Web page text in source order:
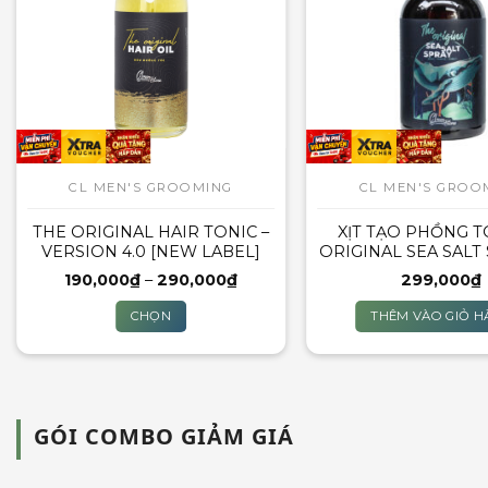
CL MEN'S GROOMING
THE ORIGINAL HAIR TONIC –
VERSION 4.0 [NEW LABEL]
190,000₫ – 290,000₫Khoảng
290,000₫
CHỌN
nhiều
CL MEN'S
XỊT TẠO PHỒNG
ORIGINAL SEA SALT
CLMENSTORE –
299,000₫
THÊM VÀO GIỎ
GÓI COMBO GIẢM GIÁ